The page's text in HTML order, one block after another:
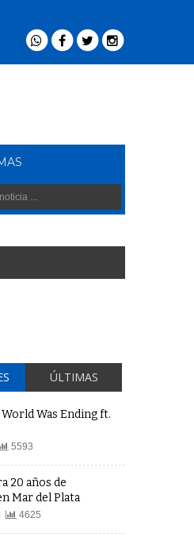
ÚLTIMAS
World Was Ending ft.
5593
20 años de
Mar del Plata
4625